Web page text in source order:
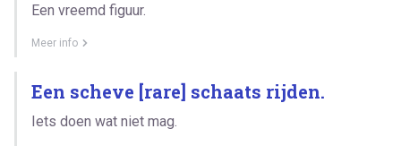
Een vreemd figuur.
Meer info
Een scheve [rare] schaats rijden.
Iets doen wat niet mag.